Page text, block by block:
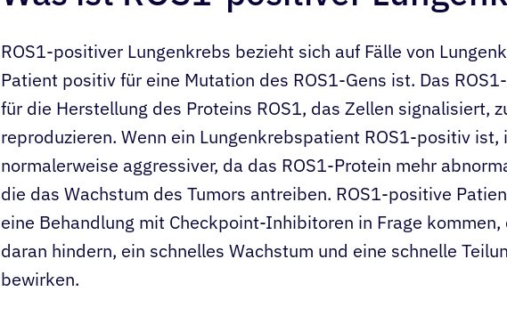
ROS1-positiver Lungenkrebs bezieht sich auf Fälle von
Patient positiv für eine Mutation des ROS1-Gens ist. Das
für die Herstellung des Proteins ROS1, das Zellen signalisiert,
reproduzieren. Wenn ein Lungenkrebspatient ROS1-positiv ist,
normalerweise aggressiver, da das ROS1-Protein mehr
die das Wachstum des Tumors antreiben. ROS1-positive
eine Behandlung mit Checkpoint-Inhibitoren in Frage
daran hindern, ein schnelles Wachstum und eine schnelle
bewirken.